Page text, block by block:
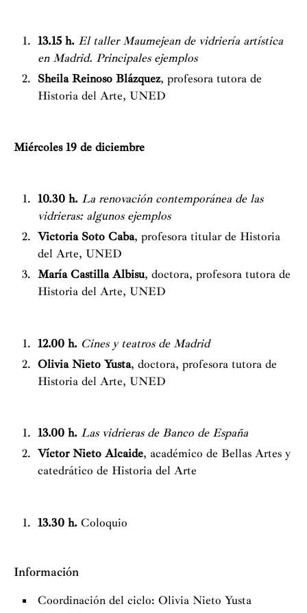
13.15 h. El taller Maumejean de vidriería artística
en Madrid. Principales ejemplos
Sheila Reinoso Blázquez, profesora tutora de
Historia del Arte, UNED
Miércoles 19 de diciembre
10.30 h. La renovación contemporánea de las
vidrieras: algunos ejemplos
Victoria Soto Caba, profesora titular de Historia
del Arte, UNED
María Castilla Albisu, doctora, profesora tutora de
Historia del Arte, UNED
12.00 h. Cines y teatros de Madrid
Olivia Nieto Yusta, doctora, profesora tutora de
Historia del Arte, UNED
13.00 h. Las vidrieras de Banco de España
Víctor Nieto Alcaide, académico de Bellas Artes y
catedrático de Historia del Arte
13.30 h. Coloquio
Información
Coordinación del ciclo: Olivia Nieto Yusta